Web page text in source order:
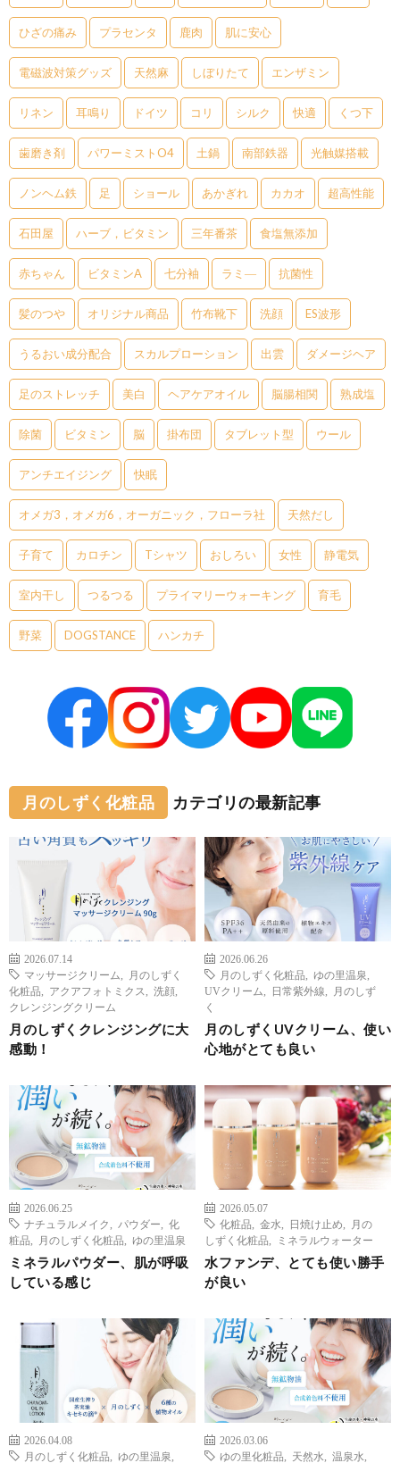
ひざの痛み プラセンタ 鹿肉 肌に安心
電磁波対策グッズ 天然麻 しぼりたて エンザミン
リネン 耳鳴り ドイツ コリ シルク 快適 くつ下
歯磨き剤 パワーミストO4 土鍋 南部鉄器 光触媒搭載
ノンヘム鉄 足 ショール あかぎれ カカオ 超高性能
石田屋 ハーブ，ビタミン 三年番茶 食塩無添加
赤ちゃん ビタミンA 七分袖 ラミ― 抗菌性
髪のつや オリジナル商品 竹布靴下 洗顔 ES波形
うるおい成分配合 スカルプローション 出雲 ダメージヘア
足のストレッチ 美白 ヘアケアオイル 脳腸相関 熟成塩
除菌 ビタミン 脳 掛布団 タブレット型 ウール
アンチエイジング 快眠
オメガ3，オメガ6，オーガニック，フローラ社 天然だし
子育て カロチン Tシャツ おしろい 女性 静電気
室内干し つるつる プライマリーウォーキング 育毛
野菜 DOGSTANCE ハンカチ
月のしずく化粧品 カテゴリの最新記事
2026.07.14
マッサージクリーム
月のしずく
化粧品
アクアフォトミクス 洗顔
クレンジングクリーム
月のしずくクレンジングに大
感動！
2026.06.26
月のしずく化粧品
ゆの里温泉
UVクリーム
日常紫外線
月のしず
く
月のしずくUVクリーム、使い
心地がとても良い
2026.06.25
ナチュラルメイク
パウダー
化
粧品
月のしずく化粧品 ゆの里温泉
ミネラルパウダー、肌が呼吸
している感じ
2026.05.07
化粧品
金水 日焼け止め
月の
しずく化粧品
ミネラルウォーター
水ファンデ、とても使い勝手
が良い
2026.04.08
月のしずく化粧品
ゆの里温泉
2026.03.06
ゆの里化粧品
天然水 温泉水